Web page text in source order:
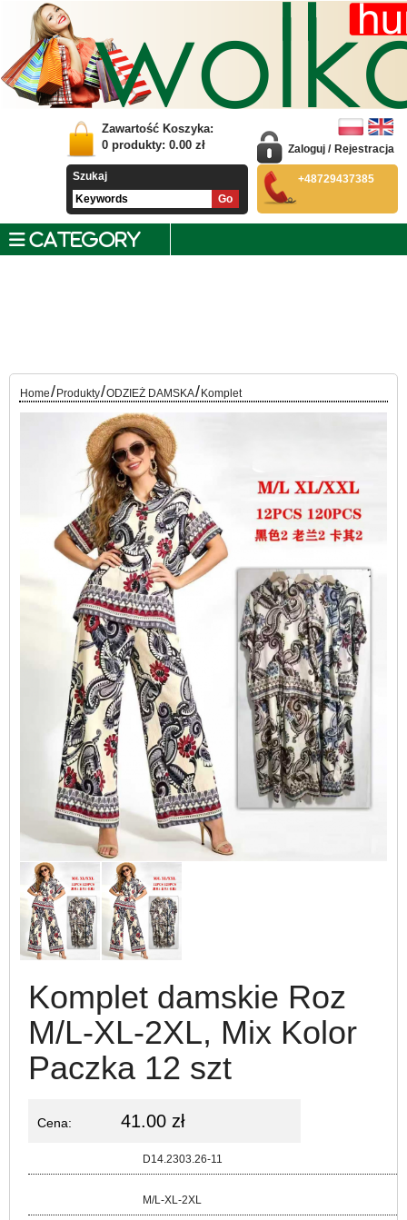
Zawartość Koszyka:
0 produkty: 0.00 zł
Szukaj
Zaloguj / Rejestracja
+48729437385
CATEGORY
Home/ Produkty/ODZIEŻ DAMSKA/ Komplet
Komplet damskie Roz
M/L-XL-2XL, Mix Kolor
Paczka 12 szt
Cena: 41.00 zł
D14.2303.26-11
M/L-XL-2XL